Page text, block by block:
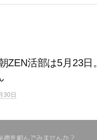
ZEN活部は5月23
30日